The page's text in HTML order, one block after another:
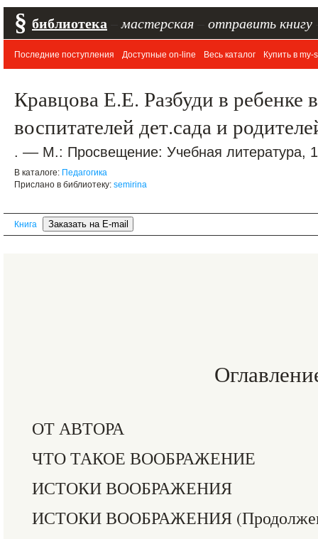
§ библиотека мастерская отправить книгу
Последние поступления Доступные on-line Весь каталог Купить в my-
Кравцова Е.Е. Разбуди в ребенке
воспитателей дет.сада и
. –– М.: Просвещение: Учебная литература,
В каталоге: Педагогика
Прислано в библиотеку: semirina
Книга
ОТ АВТОРА
ЧТО ТАКОЕ ВООБРАЖЕНИЕ
ИСТОКИ ВООБРАЖЕНИЯ
ИСТОКИ ВООБРАЖЕНИЯ